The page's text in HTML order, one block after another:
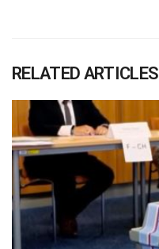
RELATED ARTICLES